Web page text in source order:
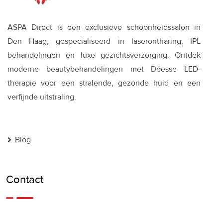
ASPA Direct is een exclusieve schoonheidssalon in
Den Haag, gespecialiseerd in laserontharing, IPL
behandelingen en luxe gezichtsverzorging. Ontdek
moderne beautybehandelingen met Déesse LED-
therapie voor een stralende, gezonde huid en een
verfijnde uitstraling.
Blog
Contact